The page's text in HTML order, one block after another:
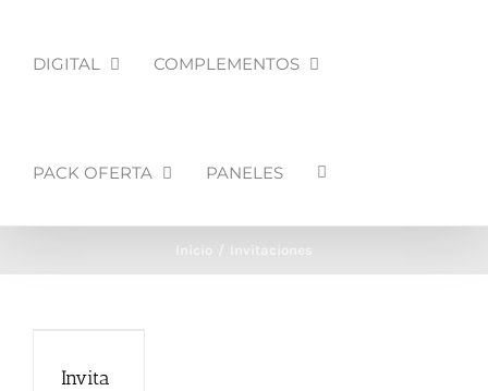
DIGITAL COMPLEMENTOS
PACK OFERTA PANELES
Inicio Invitaciones
Digitales
Invita